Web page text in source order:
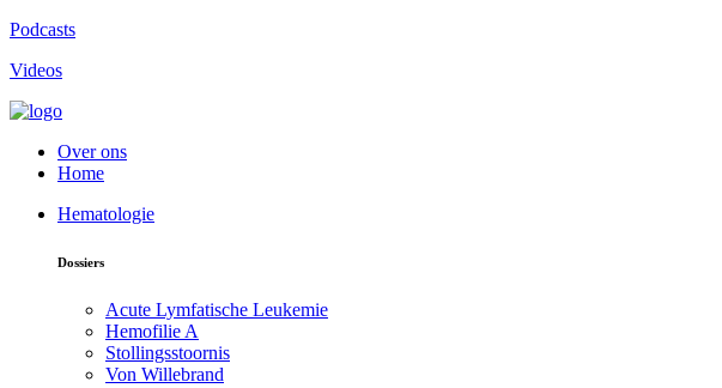
Podcasts
Videos
Over ons
Home
Hematologie
Dossiers
Acute Lymfatische Leukemie
Hemofilie A
Stollingsstoornis
Von Willebrand